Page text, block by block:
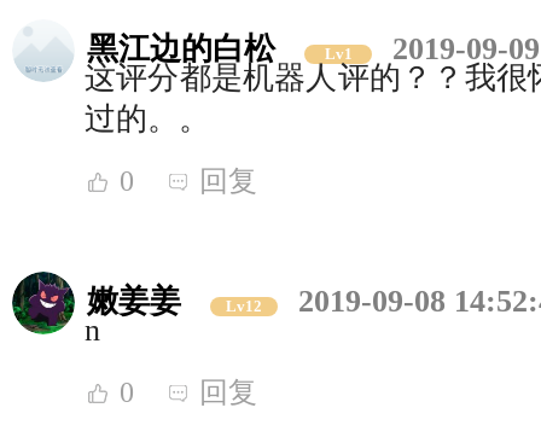
黑江边的白松 Lv1
2019-09-
这评分都是机器人评的？？我
过的。。
0 回复
嫩姜姜 Lv12
2019-09-08
n
0 回复